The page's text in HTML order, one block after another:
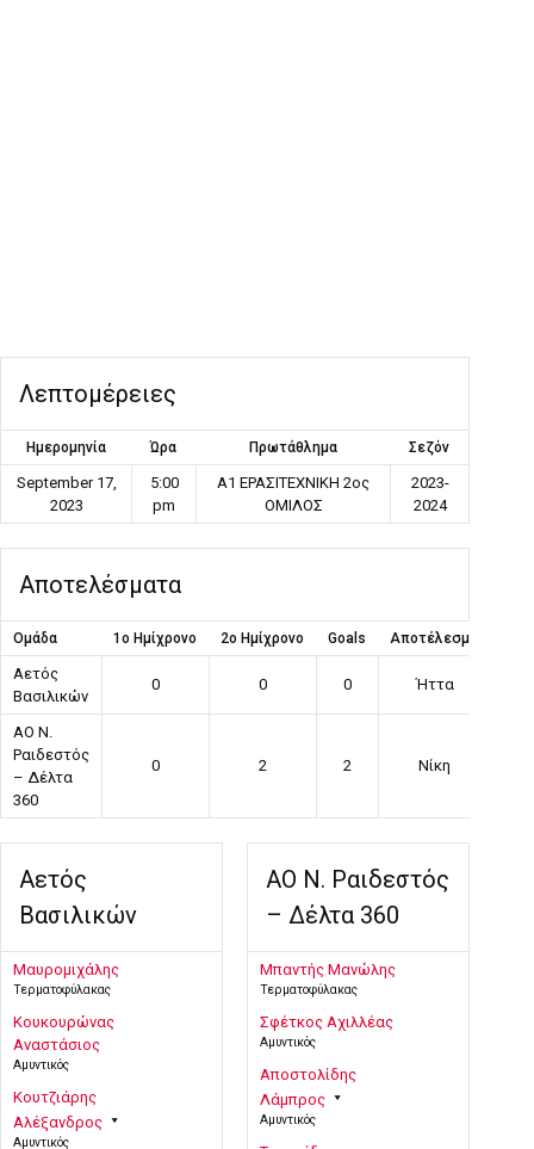
Λεπτομέρειες
Ημερομηνία Ώρα Πρωτάθλημα Σεζόν
September 17,
2023
5:00
pm
Α1 ΕΡΑΣΙΤΕΧΝΙΚΗ 2ος
ΟΜΙΛΟΣ
2023-
2024
Αποτελέσματα
Ομάδα 1ο Ημίχρονο 2ο Ημίχρονο Goals Αποτέλεσμα
Αετός
Βασιλικών
0 0 0 Ήττα
ΑΟ Ν.
Ραιδεστός
– Δέλτα
360
0 2 2 Νίκη
Αετός
Βασιλικών
Μαυρομιχάλης
Τερματοφύλακας
Κουκουρώνας
Αναστάσιος
Αμυντικός
Κουτζιάρης
Αλέξανδρος
Αμυντικός
ΑΟ Ν. Ραιδεστός
– Δέλτα 360
Μπαντής Μανώλης
Τερματοφύλακας
Σφέτκος Αχιλλέας
Αμυντικός
Αποστολίδης
Λάμπρος
Αμυντικός